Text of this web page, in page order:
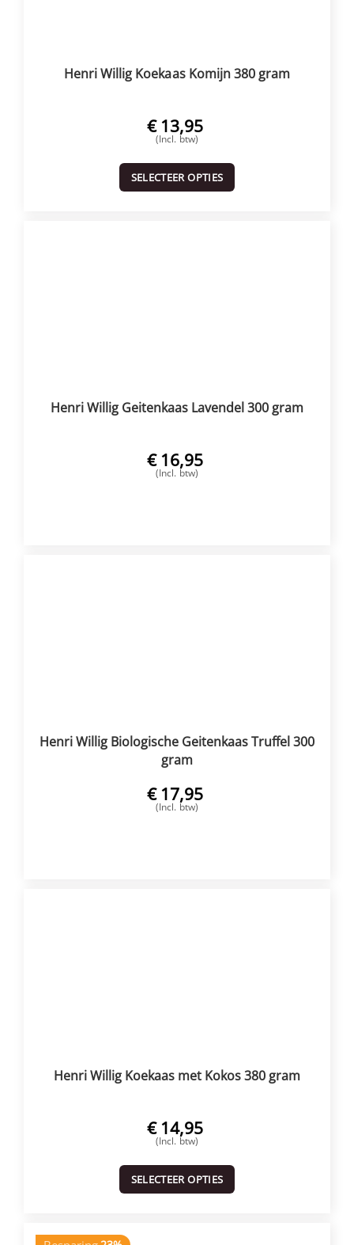
Henri Willig Koekaas Komijn 380 gram
€ 13,95
(Incl. btw)
SELECTEER OPTIES
Henri Willig Geitenkaas Lavendel 300 gram
€ 16,95
(Incl. btw)
Henri Willig Biologische Geitenkaas Truffel 300
gram
€ 17,95
(Incl. btw)
Henri Willig Koekaas met Kokos 380 gram
€ 14,95
(Incl. btw)
SELECTEER OPTIES